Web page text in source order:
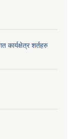
कार्यक्षेत्र शर्तहरु